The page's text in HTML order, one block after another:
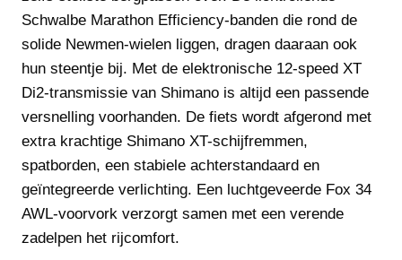
Schwalbe Marathon Efficiency-banden die rond de
solide Newmen-wielen liggen, dragen daaraan ook
hun steentje bij. Met de elektronische 12-speed XT
Di2-transmissie van Shimano is altijd een passende
versnelling voorhanden. De fiets wordt afgerond met
extra krachtige Shimano XT-schijfremmen,
spatborden, een stabiele achterstandaard en
geïntegreerde verlichting. Een luchtgeveerde Fox 34
AWL-voorvork verzorgt samen met een verende
zadelpen het rijcomfort.